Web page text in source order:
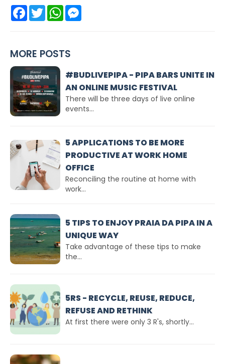
Facebook
TwitterWhatsApp
MORE POSTS
#BUDLIVEPIPA - PIPA BARS UNITE IN
AN ONLINE MUSIC FESTIVAL
There will be three days of live online
events...
5 APPLICATIONS TO BE MORE
PRODUCTIVE AT WORK HOME
OFFICE
Reconciling the routine at home with
work...
5 TIPS TO ENJOY PRAIA DA PIPA IN A
UNIQUE WAY
Take advantage of these tips to make
the...
5RS - RECYCLE, REUSE, REDUCE,
REFUSE AND RETHINK
At first there were only 3 R's, shortly...